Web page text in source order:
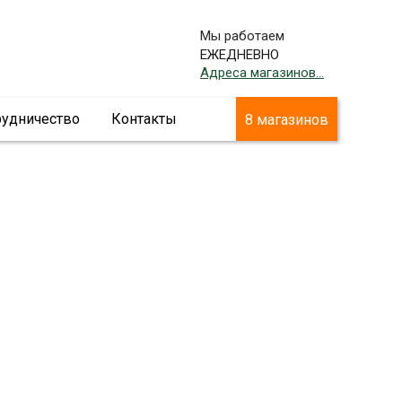
Мы работаем
ЕЖЕДНЕВНО
Адреса магазинов...
Контакты 8 магазинов